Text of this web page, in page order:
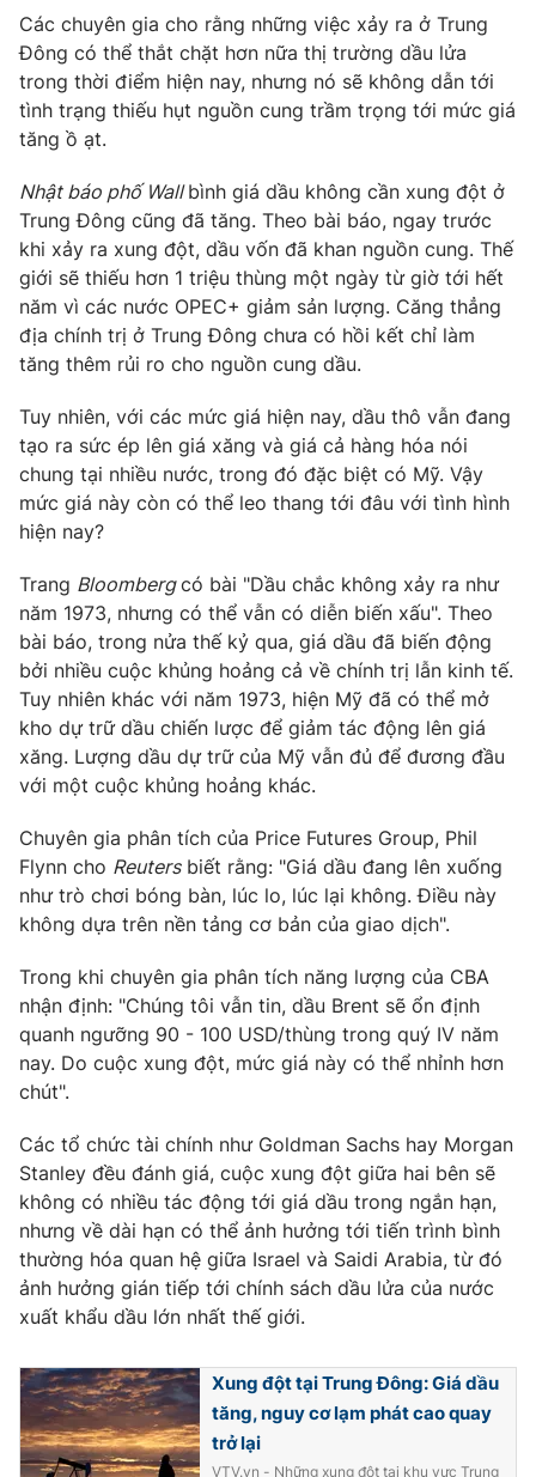
Khán giả
Giải sao mai
Sao
Du lịch
Làm đẹp
Chất lượng cuộc sống
Giáo dục
Tuyển sinh
Học trực tuyến
Công nghệ
Hitech Công nghệ tương lai
Sản phẩm
Thị trường
Tư vấn
Lịch phát sóng
Chuyên mục khác
Emagazine Podcast
Photo Infographic
Video Shorts video
VTV Money VTV Thể thao
VTV Sức khoẻ Bất động sản
Thị trường 24h Tấm lòng Việt
VTV4 Vươn mình bằng AI
VTV9 VTV8
Liên hệ tòa soạn English
THỜI BÁO VTV
Theo dõi báo trên
Cơ quan chủ quản:Đài Truyền hình Việt Nam
Cơ quan báo chí: Thời báo VTV
Giấy phép hoạt động báo in và báo điện tử số 483/GP-BTTTT
cấp ngày 29/12/2023
Tổng Biên tập:Vũ Thanh Thủy
Phó Tổng Biên tập:Nguyễn Thị Mỹ Hạnh, Phạm Quốc Thắng,
Nguyễn Trọng Ninh
Tổng đài VTV:024.38 355 931 - 024.38 355 932
Các chuyên gia cho rằng những việc xảy ra ở Trung
Đông có thể thắt chặt hơn nữa thị trường dầu lửa
trong thời điểm hiện nay, nhưng nó sẽ không dẫn tới
tình trạng thiếu hụt nguồn cung trầm trọng tới mức giá
tăng ồ ạt.
Nhật báo phố Wallbình giá dầu không cần xung đột ở
Trung Đông cũng đã tăng. Theo bài báo, ngay trước
khi xảy ra xung đột, dầu vốn đã khan nguồn cung. Thế
giới sẽ thiếu hơn 1 triệu thùng một ngày từ giờ tới hết
năm vì các nước OPEC+ giảm sản lượng. Căng thẳng
địa chính trị ở Trung Đông chưa có hồi kết chỉ làm
tăng thêm rủi ro cho nguồn cung dầu.
Tuy nhiên, với các mức giá hiện nay, dầu thô vẫn đang
tạo ra sức ép lên giá xăng và giá cả hàng hóa nói
chung tại nhiều nước, trong đó đặc biệt có Mỹ. Vậy
mức giá này còn có thể leo thang tới đâu với tình hình
hiện nay?
Trang Bloombergcó bài "Dầu chắc không xảy ra như
năm 1973, nhưng có thể vẫn có diễn biến xấu". Theo
bài báo, trong nửa thế kỷ qua, giá dầu đã biến động
bởi nhiều cuộc khủng hoảng cả về chính trị lẫn kinh tế.
Tuy nhiên khác với năm 1973, hiện Mỹ đã có thể mở
kho dự trữ dầu chiến lược để giảm tác động lên giá
xăng. Lượng dầu dự trữ của Mỹ vẫn đủ để đương đầu
với một cuộc khủng hoảng khác.
Chuyên gia phân tích của Price Futures Group, Phil
Flynn cho Reutersbiết rằng: "Giá dầu đang lên xuống
như trò chơi bóng bàn, lúc lo, lúc lại không. Điều này
không dựa trên nền tảng cơ bản của giao dịch".
Trong khi chuyên gia phân tích năng lượng của CBA
nhận định: "Chúng tôi vẫn tin, dầu Brent sẽ ổn định
quanh ngưỡng 90 - 100 USD/thùng trong quý IV năm
nay. Do cuộc xung đột, mức giá này có thể nhỉnh hơn
chút".
Các tổ chức tài chính như Goldman Sachs hay Morgan
Stanley đều đánh giá, cuộc xung đột giữa hai bên sẽ
không có nhiều tác động tới giá dầu trong ngắn hạn,
nhưng về dài hạn có thể ảnh hưởng tới tiến trình bình
thường hóa quan hệ giữa Israel và Saidi Arabia, từ đó
ảnh hưởng gián tiếp tới chính sách dầu lửa của nước
xuất khẩu dầu lớn nhất thế giới.
Xung đột tại Trung Đông: Giá dầu
tăng, nguy cơ lạm phát cao quay
trở lại
VTV.vn - Những xung đột tại khu vực Trung